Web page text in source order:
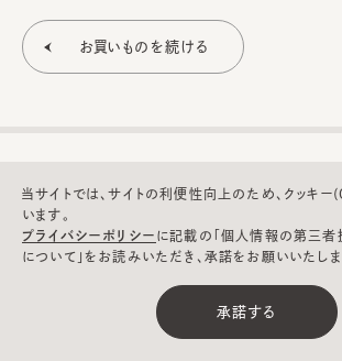
©CA4LA INC. All Rights Reserved.
当サイトでは、サイトの利便性向上のため、クッキ
います。
プライバシーポリシー に記載の「個人情報の第三者
について」をお読みいただき、承諾をお願いいたしま
承諾する